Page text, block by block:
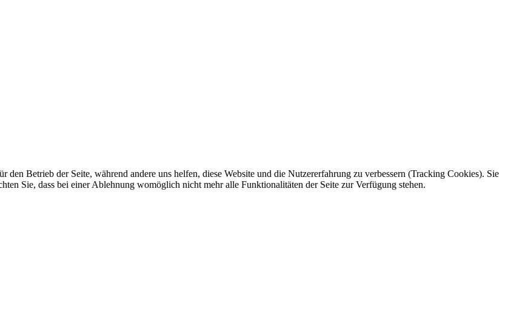
Betrieb der Seite, während andere uns helfen, diese Website und die Nutzererfahrung zu verbessern (Tracking Cookies). Sie
Sie, dass bei einer Ablehnung womöglich nicht mehr alle Funktionalitäten der Seite zur Verfügung stehen.